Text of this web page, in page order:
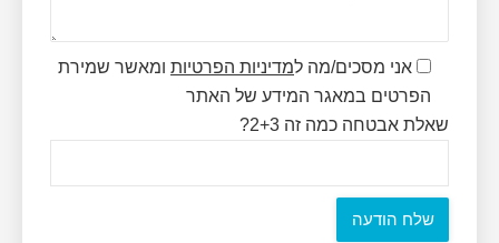
אני מסכים/מה למדיניות הפרטיות ומאשר שמירת
הפרטים במאגר המידע של האתר
שאלת אבטחה כמה זה 2+3?